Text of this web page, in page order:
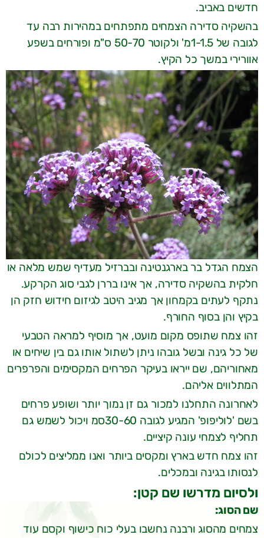
חדשים באביב.
בהשקיה סדירה הצמחים מתפתחים במהירות רבה עד
לגובה של 1-1.5מ' ולקוטר 50-70 ס"מ ופורחים בשפע
אוורירי במשך כל הקיץ.
הצמח הגדל בר בארגנטינה ובברזיל מעדיף שמש מלאה או
חלקית בהשקיה סדירה, אך אינו בררן לגבי סוג הקרקע.
נתקף לעתים בקמחון אך מגיב היטב לגיזום חידוש חזק הן
בקיץ והן בסוף החורף.
זהו צמח שתופס מקום מועט, אך מוסיף למראה הטבעי
של כל גינה ובשל גובהו ניתן לשתול אותו גם בין שיחים או
מאחוריהם, שם ייראו בעיקר הפרחים המקסימים והפרפרים
המתלווים אליהם.
לאחרונה התחלנו למכור גם זן נמוך יותר ושופע פרחים
בשם 'לוליפופ' המגיע לגובה 30-60סמ ויכול לשמש גם
תחליף לצמחי עונה קיציים.
זהו צמח חדש בארץ ומקסים ביותר ואנו ממליצים לכולם
לנסותו בגינה ובמכלים.
ולסיום מדרשו שם קטן:
שם הסוג:
צמחים מהסוג ורבנה נחשבו בעלי כוח כישוף וקסם עוד